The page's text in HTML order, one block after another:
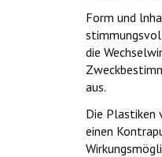
Form und
die
aus.
Die Plastiken
einen